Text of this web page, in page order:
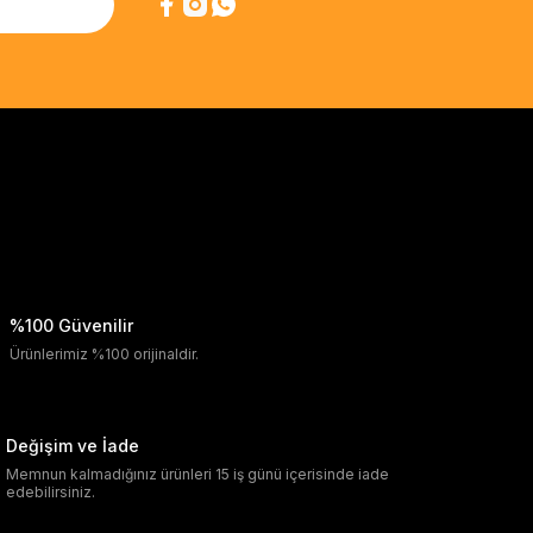
%100 Güvenilir
Ürünlerimiz %100 orijinaldir.
Değişim ve İade
Memnun kalmadığınız ürünleri 15 iş günü içerisinde iade
edebilirsiniz.